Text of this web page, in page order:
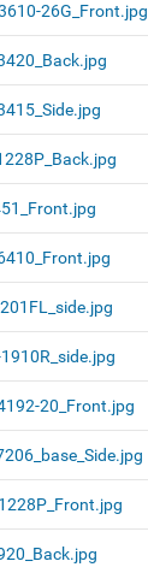
26G_Front.jpg
20_Front.jpg